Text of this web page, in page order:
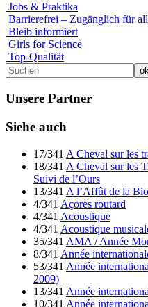
Jobs & Praktika
Barrierefrei – Zugänglich für
Bleib informiert
Girls for Science
Top-Qualität
Unsere Partner
Siehe auch
17/341 A Cheval sur les
18/341 A Cheval sur les
Suivi de l’Ours
13/341 A l’Affût de la
4/341 Açores routard
4/341 Acoustique
4/341 Acoustique
35/341 AMA / Année
8/341 Année
53/341 Année
2009)
13/341 Année
10/341 Année